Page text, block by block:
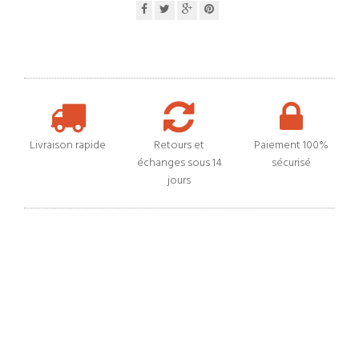
Livraison rapide
Retours et
échanges sous 14
jours
Paiement 100%
sécurisé